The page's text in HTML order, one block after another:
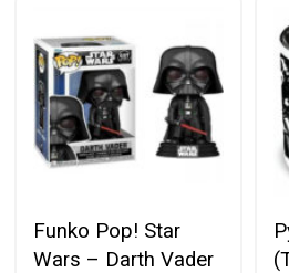
Funko Pop! Star
Wars – Darth Vader